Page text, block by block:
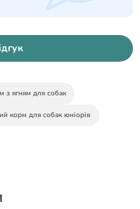
з ягням для собак
корм для собак юніорів